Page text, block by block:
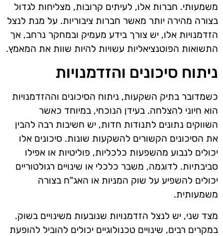
משמעותי. חברות אלו, לעיתים קרובות, מצליחות לגדול
בצורה מהירה יותר מאשר חברות ציבוריות. על מנת לנצל
הזדמנויות אלו, יש צורך בידע מעמיק ובמחקר נרחב, אך
התשואות הפוטנציאליות עשויות להיות שוות את המאמץ.
ניתוח סיכונים והזדמנויות
כשמדובר בתיק השקעות, ניתוח הסיכונים וההזדמנויות
הוא חיוני להצלחה. בעידן הנוכחי, במיוחד כאשר
השווקים נתונים לתנודות חדות, יש חשיבות רבה להבין
את הסיכונים הקשורים להשקעות שונות. סיכונים אלו
יכולים לנבוע מהשפעות כלכליות, פוליטיות או אפילו
סביבתיות. לדוגמה, משבר כלכלי או שינויים רגולטוריים
יכולים להשפיע על שוק המניות או האג"ח בצורה
משמעותית.
מצד שני, יש לנצל הזדמנויות שנובעות משינויים בשוק.
במקרים רבים, שינויים טכנולוגיים יכולים להוביל להופעת